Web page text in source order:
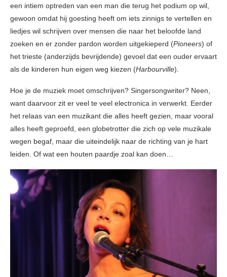
een intiem optreden van een man die terug het podium op wil,
gewoon omdat hij goesting heeft om iets zinnigs te vertellen en
liedjes wil schrijven over mensen die naar het beloofde land
zoeken en er zonder pardon worden uitgekieperd (Pioneers) of
het trieste (anderzijds bevrijdende) gevoel dat een ouder ervaart
als de kinderen hun eigen weg kiezen (Harbourville).
Hoe je de muziek moet omschrijven? Singersongwriter? Neen,
want daarvoor zit er veel te veel electronica in verwerkt. Eerder
het relaas van een muzikant die alles heeft gezien, maar vooral
alles heeft geproefd, een globetrotter die zich op vele muzikale
wegen begaf, maar die uiteindelijk naar de richting van je hart
leiden. Of wat een houten paardje zoal kan doen…